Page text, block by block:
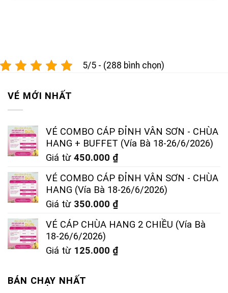
5/5 - (288 bình chọn)
VÉ MỚI NHẤT
VÉ COMBO CÁP ĐỈNH VÂN SƠN - CHÙA
HANG + BUFFET (Vía Bà 18-26/6/2026)
Giá từ 450.000 ₫
VÉ COMBO CÁP ĐỈNH VÂN SƠN - CHÙA
HANG (Vía Bà 18-26/6/2026)
Giá từ 350.000 ₫
VÉ CÁP CHÙA HANG 2 CHIỀU (Vía Bà
18-26/6/2026)
Giá từ 125.000 ₫
BÁN CHẠY NHẤT